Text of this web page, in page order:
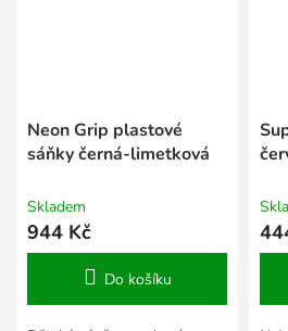
Neon Grip plastové
sáňky černá-limetková
Skladem
944 Kč
Do košíku